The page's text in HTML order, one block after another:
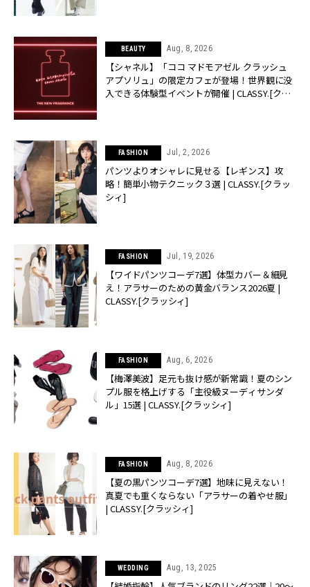
BEAUTY Aug, 8, 2026
【シャネル】「ココ マドモアゼル クラッシュ
アプソリュ」の限定カフェが登場！世界観に没
入できる体験型イベントが開催 | CLASSY.[クラ
FASHION Jul, 2, 2026
パンツよりオシャレに見せる【レギンス】攻
略！簡単小物テクニック３選 | CLASSY.[クラッ
シィ]
FASHION Jul, 19, 2026
【ワイドパンツコーデ7選】体型カバー＆細見
え！アラサーのための黄金バランス2026夏 |
CLASSY.[クラッシィ]
FASHION Aug, 6, 2026
【梅澤美波】足元も抜け感が新常識！夏のシン
プル服を格上げする「主役級ヌーディサンダ
ル」15選 | CLASSY.[クラッシィ]
FASHION Aug, 8, 2026
【夏の黒パンツコーデ7選】地味に見えない！
真夏でも重くならない「アラサーの着やせ服」
| CLASSY.[クラッシィ]
WEDDING Aug, 13, 2025